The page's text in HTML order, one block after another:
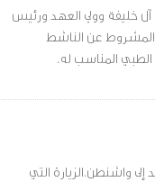
آل خليفة وولي العهد ورئيس
المشروط عن الناشط
واشنطن.الزيارة التي